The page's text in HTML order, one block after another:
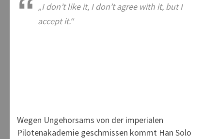
„I don’t like it, I don’t agree with it, but I
accept it.“
Wegen Ungehorsams von der imperialen
Pilotenakademie geschmissen kommt Han Solo